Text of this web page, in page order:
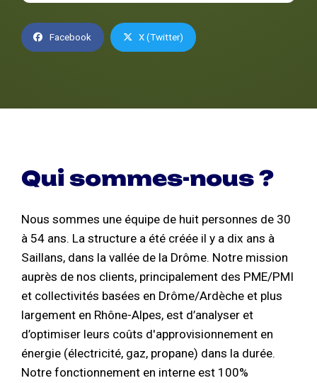
Facebook X (Twitter)
Qui sommes-nous ?
Nous sommes une équipe de huit personnes de 30
à 54 ans. La structure a été créée il y a dix ans à
Saillans, dans la vallée de la Drôme. Notre mission
auprès de nos clients, principalement des PME/PMI
et collectivités basées en Drôme/Ardèche et plus
largement en Rhône-Alpes, est d’analyser et
d’optimiser leurs coûts d'approvisionnement en
énergie (électricité, gaz, propane) dans la durée.
Notre fonctionnement en interne est 100%